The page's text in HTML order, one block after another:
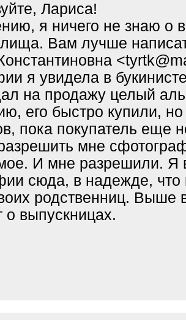
Лариса!
я ничего не знаю о
Вам лучше
я увидела в
на продажу целый
его быстро купили,
пока покупатель еще
мне
И мне разрешили. Я
сюда, в надежде, что
родственниц. Выше
о выпускницах.